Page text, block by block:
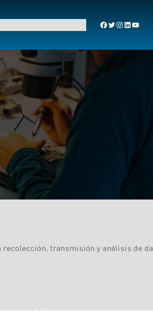
Facebook Twitter Instagram LinkedIn YouTube
recolección, transmisión y análisis de